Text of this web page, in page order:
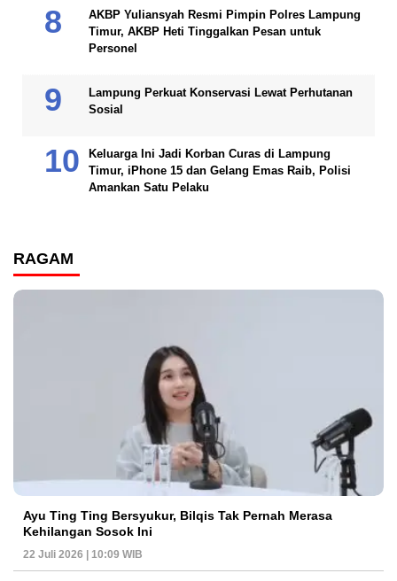
AKBP Yuliansyah Resmi Pimpin Polres Lampung
Timur, AKBP Heti Tinggalkan Pesan untuk
Personel
Lampung Perkuat Konservasi Lewat Perhutanan
Sosial
Keluarga Ini Jadi Korban Curas di Lampung
Timur, iPhone 15 dan Gelang Emas Raib, Polisi
Amankan Satu Pelaku
RAGAM
Ayu Ting Ting Bersyukur, Bilqis Tak Pernah Merasa
Kehilangan Sosok Ini
22 Juli 2026 | 10:09 WIB